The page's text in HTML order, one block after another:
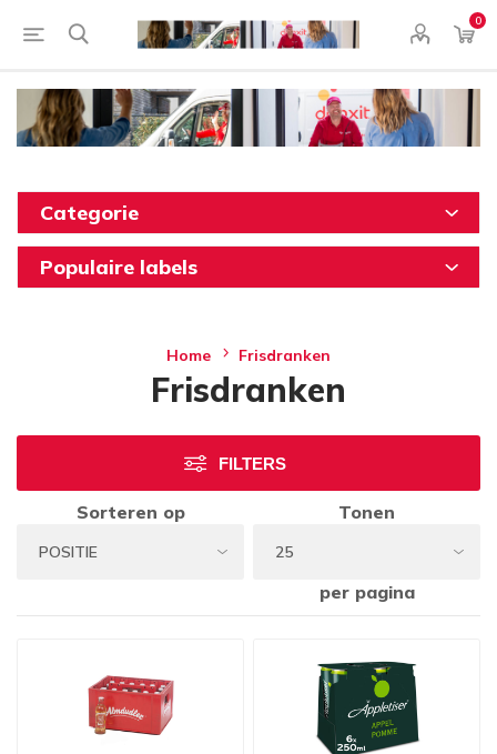
0
Categorie
Populaire labels
Home Frisdranken
Frisdranken
FILTERS
Sorteren op Tonen
per pagina